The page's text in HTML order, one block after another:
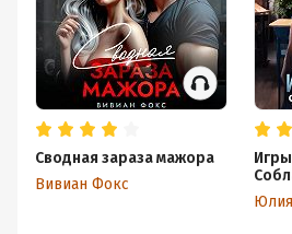
Сводная зараза мажора
Вивиан Фокс